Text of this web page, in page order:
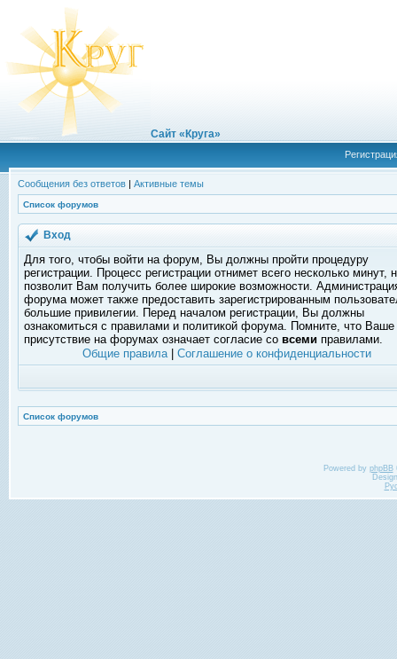
Сайт «Круга»
Сообщения без ответов | Активные темы
Список форумов
Вход
Для того, чтобы войти на форум, Вы должны пройти процедуру
регистрации. Процесс регистрации отнимет всего несколько минут,
позволит Вам получить более широкие возможности.
форума может также предоставить зарегистрированным
большие привилегии. Перед началом регистрации, Вы должны
ознакомиться с правилами и политикой форума. Помните, что Ваше
присутствие на форумах означает согласие со всеми правилами.
Общие правила| Соглашение о конфиденциальности
Список форумов
Powered by phpBB